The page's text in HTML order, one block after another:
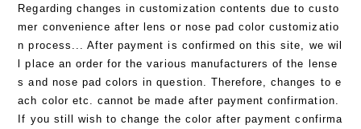
Regarding changes in customization contents due to custo
mer convenience after lens or nose pad color customizatio
n process... After payment is confirmed on this site, we wil
l place an order for the various manufacturers of the lense
s and nose pad colors in question. Therefore, changes to e
ach color etc. cannot be made after payment confirmation.
If you still wish to change the color after payment confirma